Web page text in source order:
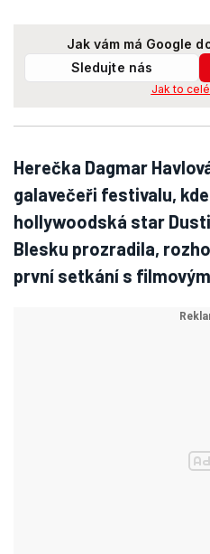
Jak vám má Google
Sledujte nás
Jak to
Herečka Dagmar
galavečeři festivalu,
hollywoodská star
Blesku prozradila,
první setkání s